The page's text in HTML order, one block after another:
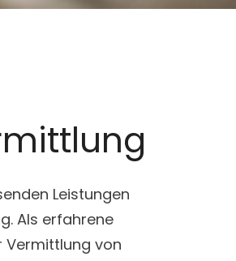
Leistungen
Als erfahrene
Vermittlung von